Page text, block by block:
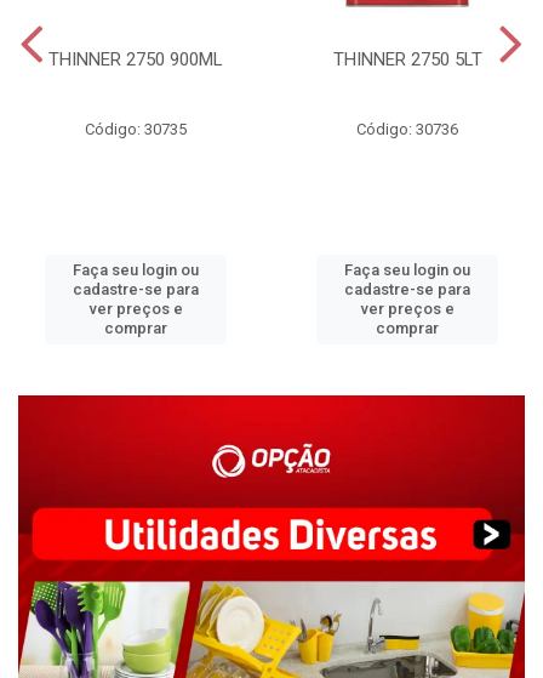
THINNER 2750 900ML
Código: 30735
Faça seu login ou
cadastre-se para
ver preços e
comprar
THINNER 2750 5LT
Código: 30736
Faça seu login ou
cadastre-se para
ver preços e
comprar